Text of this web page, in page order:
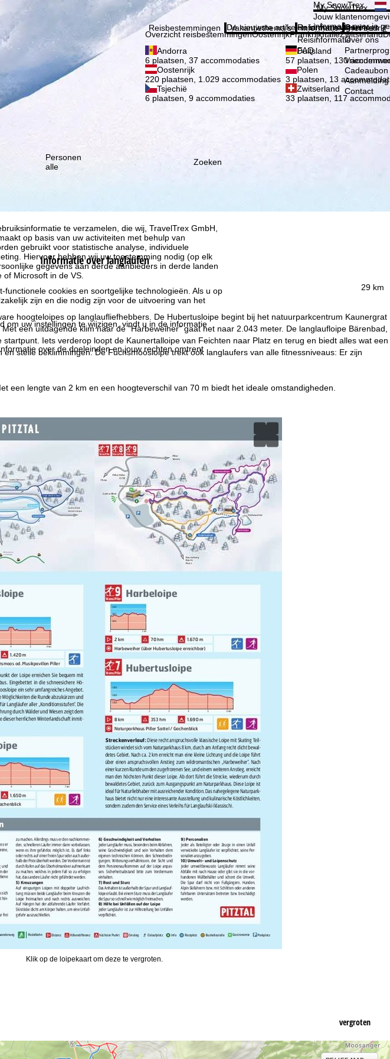
te verzamelen, die wij, TravelTrex GmbH,
op basis van uw activiteiten met behulp van
gebruikt voor statistische analyse, individuele
Hiervoor hebben wij uw toestemming nodig (op elk
gegevens aan derde aanbieders in derde landen
Microsoft in de VS.
cookies en soortgelijke technologieën. Als u op
zijn en die nodig zijn voor de uitvoering van het
om uw instellingen te wijzigen, vindt u in de informatie
over de doeleinden en jouw rechten omtrent
Advies
My SnowTrex
My SnowTrex
Jouw
informatie over je
Reisbestemmingen
Overzicht reisbestemmingenOostenrijkFrankrijkItaliëZwitserland
Andorra
6 plaatsen, 37 accommodaties
Duitsland
57 plaatsen, 130
Oostenrijk
220 plaatsen, 1.029 accommodaties
Polen
3 plaatsen, 13
Tsjechië
6 plaatsen, 9 accommodaties
Zwitserland
33 plaatsen, 117
Vakantiethema's
De nieuwste artikelen in ons magazine
Informatie
Reisinformatie
Reisinformatie
FAQ
Het bedrijf
Over ons
Over ons
Cadeaubon
Contact
Personen
alle
Zoeken
Informatie over langlaufen
29 km
hoogteloipes op langlaufliefhebbers. De Hubertusloipe begint bij het natuurparkcentrum Kaunergrat
een uitdagende klim naar de "Harbeweiher" gaat het naar 2.043 meter. De langlaufloipe Bärenbad,
Iets verderop loopt de Kaunertalloipe van Feichten naar Platz en terug en biedt alles wat een
steile beklimmingen. De Fuchsmoosloipe trekt ook langlaufers van alle fitnessniveaus: Er zijn
een lengte van 2 km en een hoogteverschil van 70 m biedt het ideale omstandigheden.
Klik op de loipekaart om deze te vergroten.
vergroten